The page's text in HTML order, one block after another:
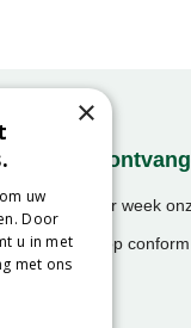
1x per week
gegevens op
×
uw
Door
u in met
met ons